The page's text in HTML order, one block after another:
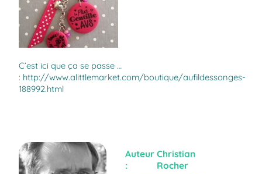
C’est ici que ça se passe …
: http://www.alittlemarket.com/boutique/aufildessonges-
188992.html
Auteur
:
Christian
Rocher